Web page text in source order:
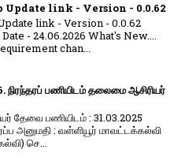
Update link - Version - 0.0.62
link - Version - 0.0.62
- 24.06.2026 What's New....
chan...
நிரந்தரப் பணியிடம் தலைமை ஆசிரியர்
தேவை பணியிடம் : 31.03.2025
அனுமதி : வள்ளியூர் மாவட்டக்கல்வி
செ...